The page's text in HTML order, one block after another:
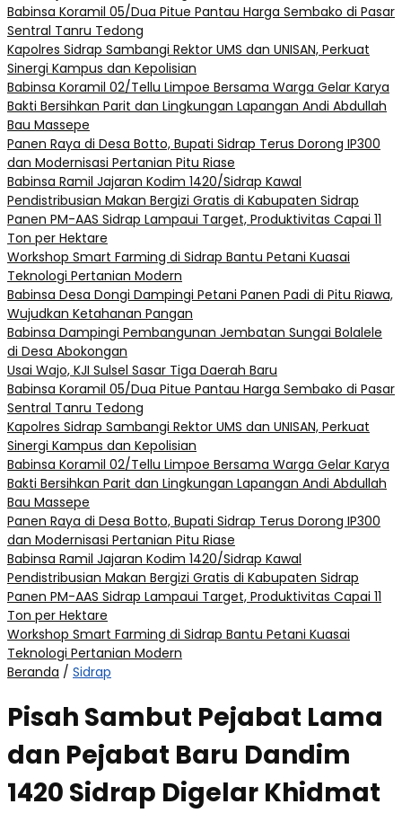
Babinsa Koramil 05/Dua Pitue Pantau Harga Sembako di Pasar
Sentral Tanru Tedong
Kapolres Sidrap Sambangi Rektor UMS dan UNISAN, Perkuat
Sinergi Kampus dan Kepolisian
Babinsa Koramil 02/Tellu Limpoe Bersama Warga Gelar Karya
Bakti Bersihkan Parit dan Lingkungan Lapangan Andi Abdullah
Bau Massepe
Panen Raya di Desa Botto, Bupati Sidrap Terus Dorong IP300
dan Modernisasi Pertanian Pitu Riase
Babinsa Ramil Jajaran Kodim 1420/Sidrap Kawal
Pendistribusian Makan Bergizi Gratis di Kabupaten Sidrap
Panen PM-AAS Sidrap Lampaui Target, Produktivitas Capai 11
Ton per Hektare
Workshop Smart Farming di Sidrap Bantu Petani Kuasai
Teknologi Pertanian Modern
Babinsa Desa Dongi Dampingi Petani Panen Padi di Pitu Riawa,
Wujudkan Ketahanan Pangan
Babinsa Dampingi Pembangunan Jembatan Sungai Bolalele
di Desa Abokongan
Usai Wajo, KJI Sulsel Sasar Tiga Daerah Baru
Babinsa Koramil 05/Dua Pitue Pantau Harga Sembako di Pasar
Sentral Tanru Tedong
Kapolres Sidrap Sambangi Rektor UMS dan UNISAN, Perkuat
Sinergi Kampus dan Kepolisian
Babinsa Koramil 02/Tellu Limpoe Bersama Warga Gelar Karya
Bakti Bersihkan Parit dan Lingkungan Lapangan Andi Abdullah
Bau Massepe
Panen Raya di Desa Botto, Bupati Sidrap Terus Dorong IP300
dan Modernisasi Pertanian Pitu Riase
Babinsa Ramil Jajaran Kodim 1420/Sidrap Kawal
Pendistribusian Makan Bergizi Gratis di Kabupaten Sidrap
Panen PM-AAS Sidrap Lampaui Target, Produktivitas Capai 11
Ton per Hektare
Workshop Smart Farming di Sidrap Bantu Petani Kuasai
Teknologi Pertanian Modern
Beranda / Sidrap
Pisah Sambut Pejabat Lama
dan Pejabat Baru Dandim
1420 Sidrap Digelar Khidmat